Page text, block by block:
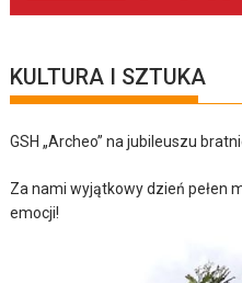
KULTURA I SZTUKA
GSH „Archeo” na jubileuszu
Za nami wyjątkowy dzień pełen
emocji!